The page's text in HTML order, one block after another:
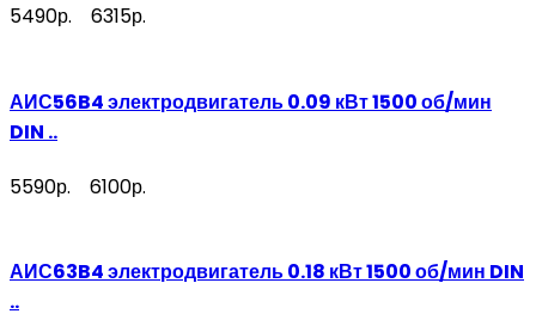
5490р. 6315р.
АИС56B4 электродвигатель 0.09 кВт 1500 об/мин
DIN ..
5590р. 6100р.
АИС63B4 электродвигатель 0.18 кВт 1500 об/мин DIN
..